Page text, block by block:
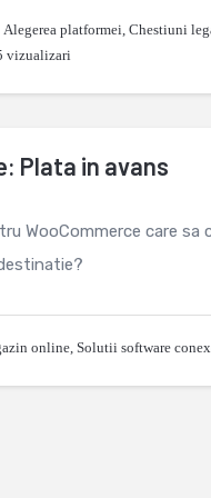
Alegerea platformei, Chestiuni
vizualizari
Plata in avans
WooCommerce care
online, Solutii software